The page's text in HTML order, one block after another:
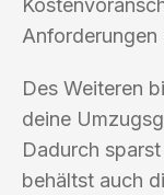
Anforderungen
Des Weiteren
deine
Dadurch
behältst auch